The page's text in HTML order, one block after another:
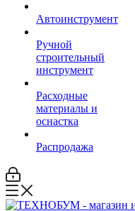
Автоинструмент
Ручной
строительный
инструмент
Расходные
материалы и
оснастка
Распродажа